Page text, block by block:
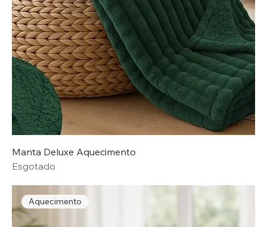
Manta Deluxe Aquecimento
Esgotado
Aquecimento